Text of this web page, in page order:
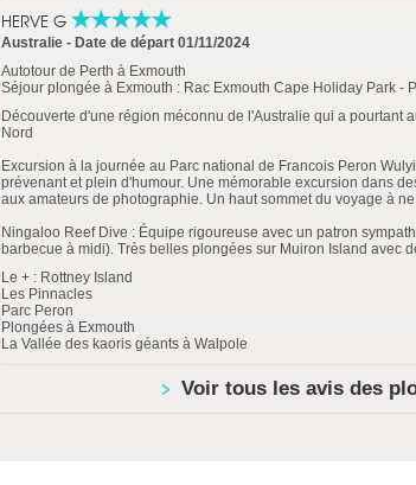
HERVE G
Australie - Date de départ 01/11/2024
Autotour de Perth à Exmouth
Séjour plongée à Exmouth : Rac Exmouth Cape Holiday Park -
Découverte d'une région méconnu de l'Australie qui a pourtant
Nord
Excursion à la journée au Parc national de Francois Peron
prévenant et plein d'humour. Une mémorable excursion dans
aux amateurs de photographie. Un haut sommet du voyage à
Ningaloo Reef Dive : Équipe rigoureuse avec un patron
barbecue à midi). Très belles plongées sur Muiron Island avec
Le + : Rottney Island
Les Pinnacles
Parc Peron
Plongées à Exmouth
La Vallée des kaoris géants à Walpole
Voir tous les avis des